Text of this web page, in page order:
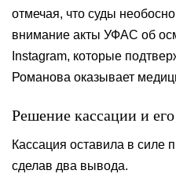
отмечая, что суды
внимание акты УФАС об
Instagram, которые
Романова оказывает
Решение кассации и
Кассация оставила в силе
сделав два вывода.